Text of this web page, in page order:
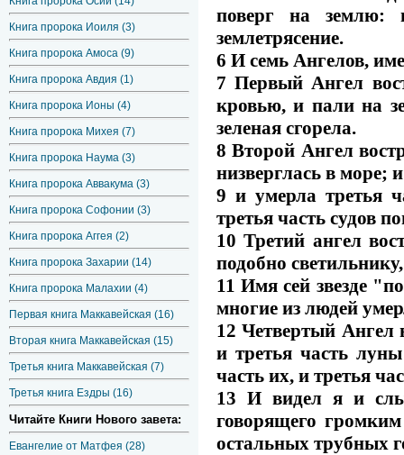
Книга пророка Иоиля (3)
Книга пророка Амоса (9)
Книга пророка Авдия (1)
Книга пророка Ионы (4)
Книга пророка Михея (7)
Книга пророка Наума (3)
Книга пророка Аввакума (3)
Книга пророка Софонии (3)
Книга пророка Аггея (2)
Книга пророка Захарии (14)
Книга пророка Малахии (4)
Первая книга Маккавейская (16)
Вторая книга Маккавейская (15)
Третья книга Маккавейская (7)
Третья книга Ездры (16)
Читайте Книги Нового завета:
Евангелие от Матфея (28)
поверг на
землетрясение.
6 И семь Ангелов,
7 Первый Ангел
кровью, и пали на
зеленая сгорела.
8 Второй Ангел
низверглась в море;
9 и умерла третья
третья часть судов
10 Третий ангел
подобно
11 Имя сей звезде
многие из людей
12 Четвертый Ангел
и третья часть луны
часть их, и третья
13 И видел я и
говорящего
остальных трубных